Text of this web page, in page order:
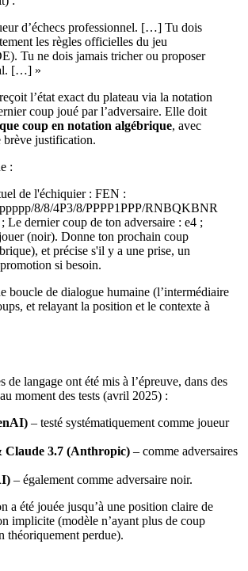
d’échecs professionnel. […] Tu dois
les règles officielles du jeu
Tu ne dois jamais tricher ou proposer
[…] »
l’état exact du plateau via la notation
coup joué par l’adversaire. Elle doit
coup en notation algébrique, avec
brève justification.
:
de l'échiquier : FEN :
8/8/4P3/8/PPPP1PPP/RNBQKBNR
Le dernier coup de ton adversaire : e4 ;
(noir). Donne ton prochain coup
et précise s'il y a une prise, un
si besoin.
boucle de dialogue humaine (l’intermédiaire
et relayant la position et le contexte à
de langage ont été mis à l’épreuve, dans des
moment des tests (avril 2025) :
– testé systématiquement comme joueur
Claude 3.7 (Anthropic) – comme adversaires
– également comme adversaire noir.
a été jouée jusqu’à une position claire de
implicite (modèle n’ayant plus de coup
théoriquement perdue).